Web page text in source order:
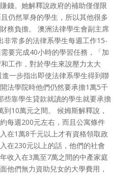
錢。她解釋說政府的補助僅僅限
仍然單身的學生，所以其他很多
務負擔。 澳洲法律學生會副主席
常多的法律系學生每週工作15-
要完成40小時的學習任務，「加
工作，對於學生來說壓力太大
一步指出即使法律系學生得到聯
法學院時他們仍然要承擔1萬5千
些靠學生貸款就讀的學生就要承擔
10萬元之間。 候姆斯解釋說，
每週200元左右，而且公寓條件
在1萬8千元以上才有資格領取政
在230元以上的話，他們的社會
收入在3萬至7萬之間的中產家庭
他們無力資助兒女的大學費用，